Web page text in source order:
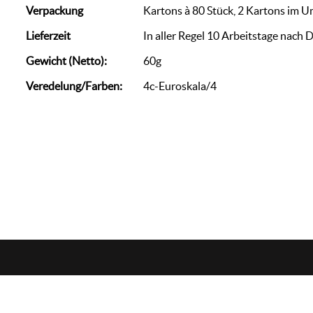
Verpackung
Kartons à 80 Stück, 2 Kartons im
Lieferzeit
In aller Regel 10 Arbeitstage nach
Gewicht (Netto):
60g
Veredelung/Farben:
4c-Euroskala/4